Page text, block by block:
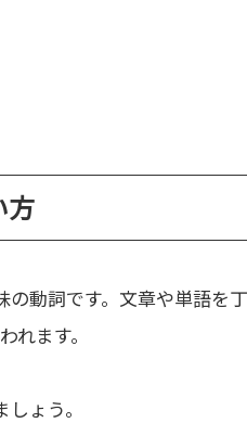
方
の動詞です。文章や単語を
れます。
ょう。